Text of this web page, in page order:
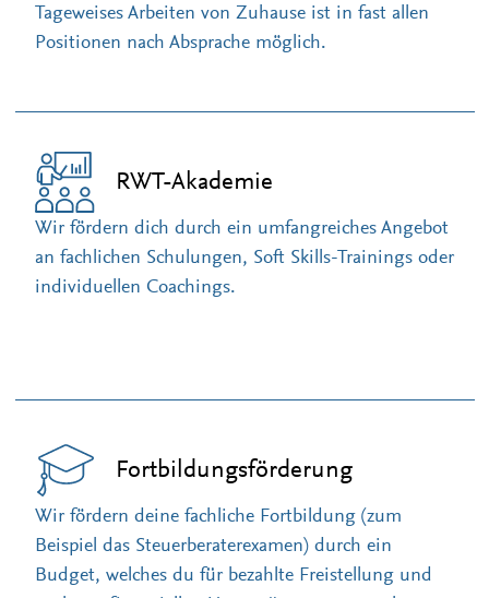
Tageweises Arbeiten von Zuhause ist in fast allen
Positionen nach Absprache möglich.
RWT-Akademie
Wir fördern dich durch ein umfangreiches Angebot
an fachlichen Schulungen, Soft Skills-Trainings oder
individuellen Coachings.
Fortbildungsförderung
Wir fördern deine fachliche Fortbildung (zum
Beispiel das Steuerberaterexamen) durch ein
Budget, welches du für bezahlte Freistellung und